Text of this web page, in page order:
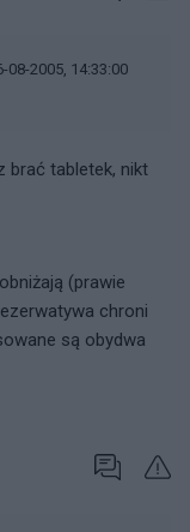
08-2005, 14:33:00
brać tabletek, nikt
(prawie
chroni
są obydwa